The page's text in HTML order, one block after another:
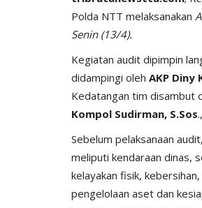
Polda NTT melaksanakan
Senin (13/4).
Kegiatan audit dipimpin
didampingi oleh AKP Diny
Kedatangan tim disambut
Kompol Sudirman, S.Sos
Sebelum pelaksanaan
meliputi kendaraan dinas,
kelayakan fisik,
pengelolaan aset dan
Reskrim